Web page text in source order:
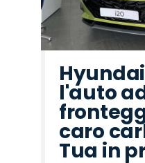
Hyundai
l'auto
caro
Tua in